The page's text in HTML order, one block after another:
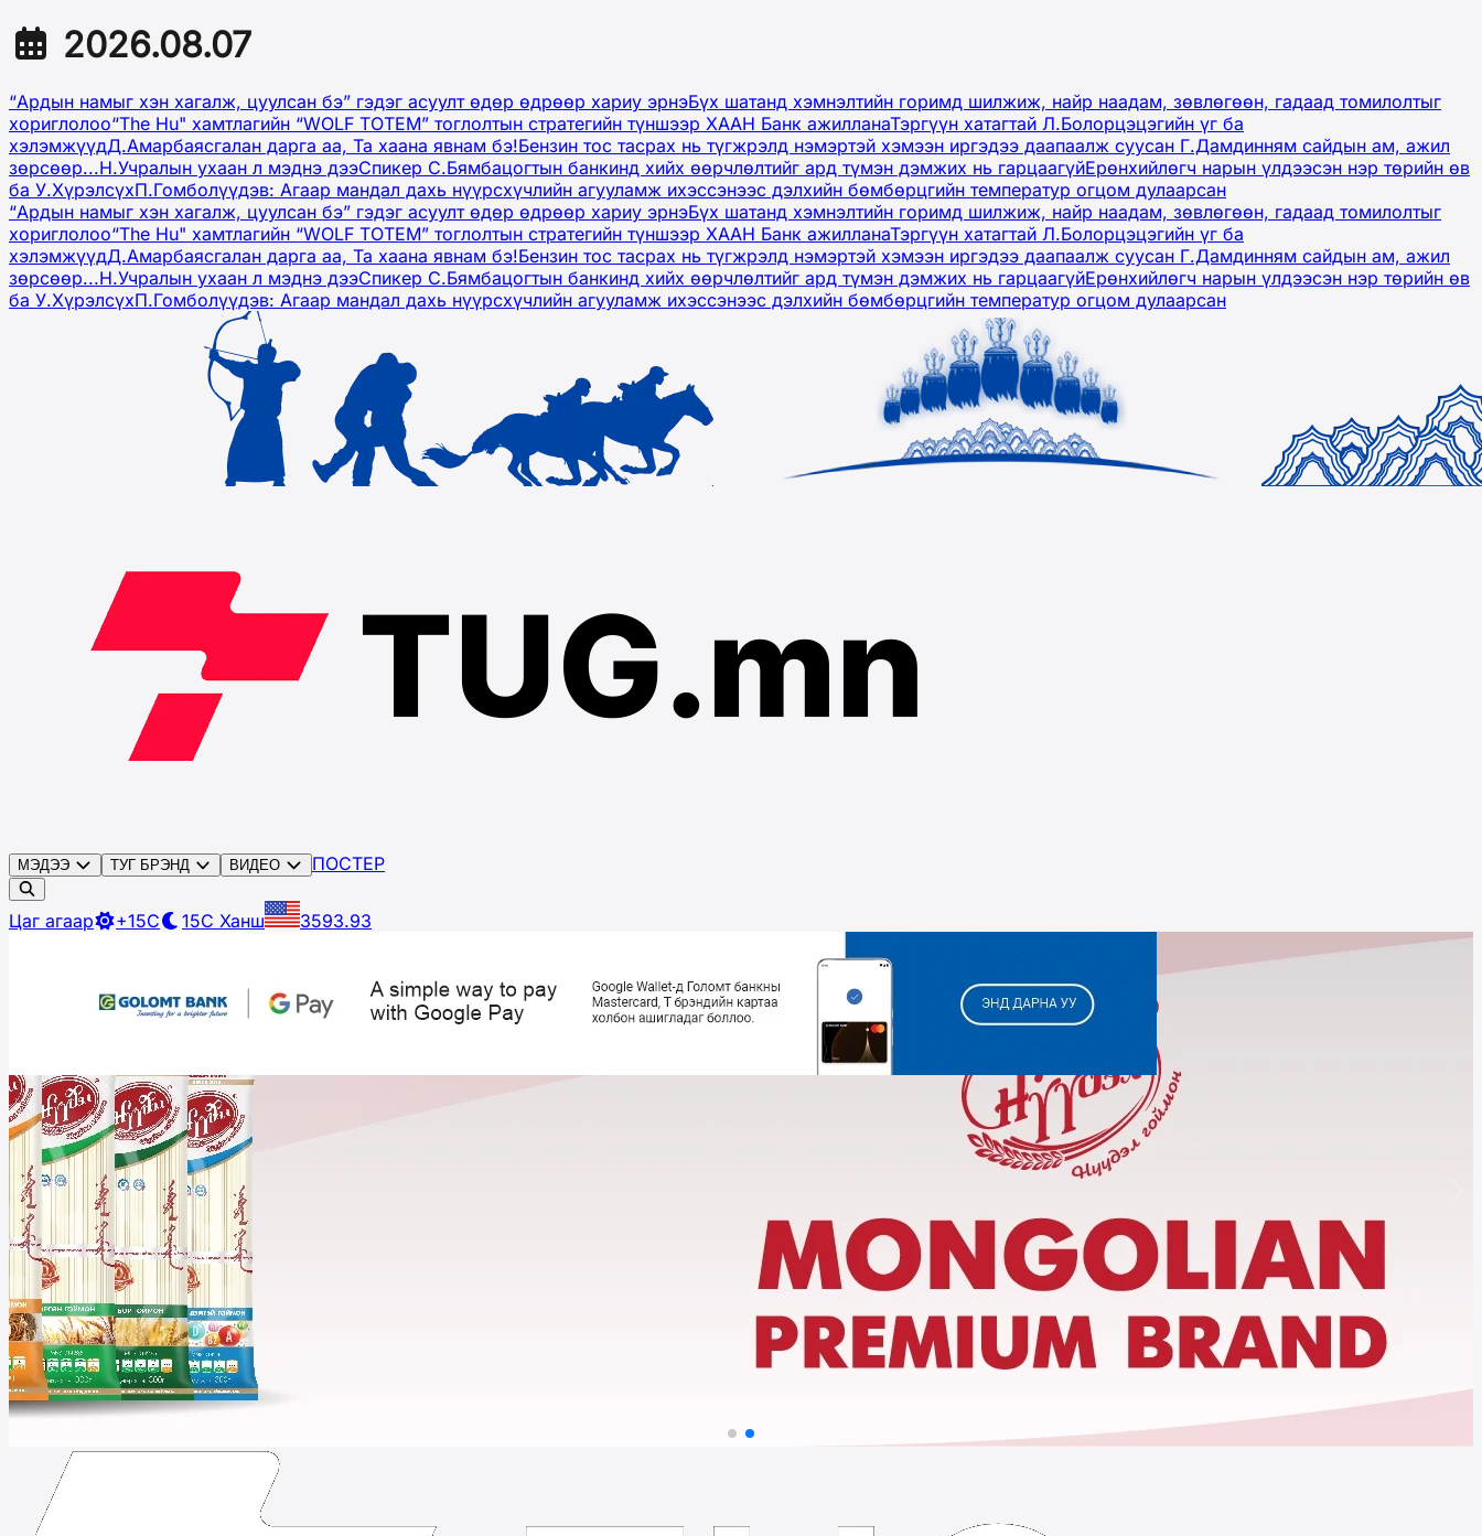
2026.08.07
“Ардын намыг хэн хагалж, цуулсан бэ” гэдэг асуулт өдөр өдрөөр хариу эрнэБүх шатанд хэмнэлтийн горимд шилжиж, найр наадам, зөвлөгөөн, гадаад томилолтыг
хориглолоо“The Hu" хамтлагийн “WOLF TOTEM” тоглолтын стратегийн түншээр ХААН Банк ажилланаТэргүүн хатагтай Л.Болорцэцэгийн үг ба
хэлэмжүүдД.Амарбаясгалан дарга аа, Та хаана явнам бэ!Бензин тос тасрах нь түгжрэлд нэмэртэй хэмээн иргэдээ даапаалж суусан Г.Дамдинням сайдын ам, ажил
зөрсөөр...Н.Учралын ухаан л мэднэ дээСпикер С.Бямбацогтын банкинд хийх өөрчлөлтийг ард түмэн дэмжих нь гарцаагүйЕрөнхийлөгч нарын үлдээсэн нэр төрийн өв
ба У.ХүрэлсүхП.Гомболүүдэв: Агаар мандал дахь нүүрсхүчлийн агууламж ихэссэнээс дэлхийн бөмбөрцгийн температур огцом дулаарсан
“Ардын намыг хэн хагалж, цуулсан бэ” гэдэг асуулт өдөр өдрөөр хариу эрнэБүх шатанд хэмнэлтийн горимд шилжиж, найр наадам, зөвлөгөөн, гадаад томилолтыг
хориглолоо“The Hu" хамтлагийн “WOLF TOTEM” тоглолтын стратегийн түншээр ХААН Банк ажилланаТэргүүн хатагтай Л.Болорцэцэгийн үг ба
хэлэмжүүдД.Амарбаясгалан дарга аа, Та хаана явнам бэ!Бензин тос тасрах нь түгжрэлд нэмэртэй хэмээн иргэдээ даапаалж суусан Г.Дамдинням сайдын ам, ажил
зөрсөөр...Н.Учралын ухаан л мэднэ дээСпикер С.Бямбацогтын банкинд хийх өөрчлөлтийг ард түмэн дэмжих нь гарцаагүйЕрөнхийлөгч нарын үлдээсэн нэр төрийн өв
ба У.ХүрэлсүхП.Гомболүүдэв: Агаар мандал дахь нүүрсхүчлийн агууламж ихэссэнээс дэлхийн бөмбөрцгийн температур огцом дулаарсан
МЭДЭЭ ТУГ БРЭНД ВИДЕО ПОСТЕР
Цаг агаар +15C 15C Ханш 3593.93